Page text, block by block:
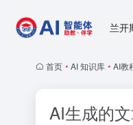
兰开
首页 • AI 知识库 • AI教
AI生成的